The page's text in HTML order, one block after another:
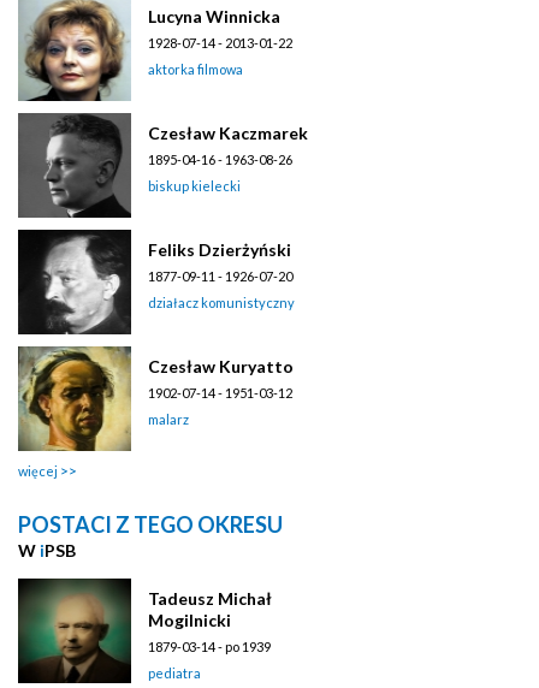
Lucyna Winnicka
1928-07-14 - 2013-01-22
aktorka filmowa
Czesław Kaczmarek
1895-04-16 - 1963-08-26
biskup kielecki
Feliks Dzierżyński
1877-09-11 - 1926-07-20
działacz komunistyczny
Czesław Kuryatto
1902-07-14 - 1951-03-12
malarz
więcej
POSTACI Z TEGO OKRESU
W iPSB
Tadeusz Michał
Mogilnicki
1879-03-14 - po 1939
pediatra